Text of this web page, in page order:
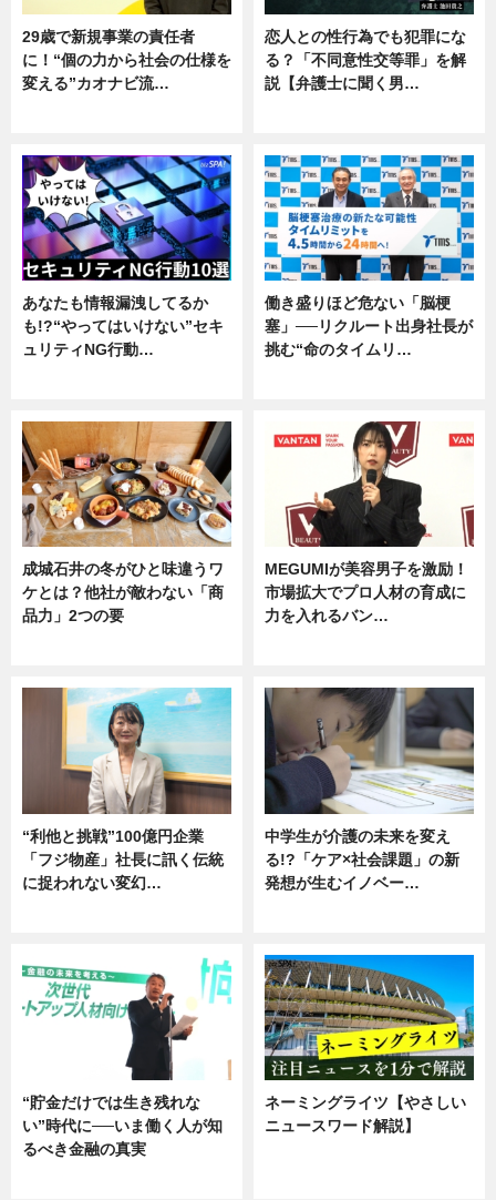
29歳で新規事業の責任者
に！“個の力から社会の仕様を
変える”カオナビ流…
恋人との性行為でも犯罪にな
る？「不同意性交等罪」を解
説【弁護士に聞く男…
あなたも情報漏洩してるか
も!?“やってはいけない”セキ
ュリティNG行動…
働き盛りほど危ない「脳梗
塞」──リクルート出身社長が
挑む“命のタイムリ…
成城石井の冬がひと味違うワ
ケとは？他社が敵わない「商
品力」2つの要
MEGUMIが美容男子を激励！
市場拡大でプロ人材の育成に
力を入れるバン…
“利他と挑戦”100億円企業
「フジ物産」社長に訊く伝統
に捉われない変幻…
中学生が介護の未来を変え
る!?「ケア×社会課題」の新
発想が生むイノベー…
“貯金だけでは生き残れな
い”時代に──いま働く人が知
るべき金融の真実
ネーミングライツ【やさしい
ニュースワード解説】